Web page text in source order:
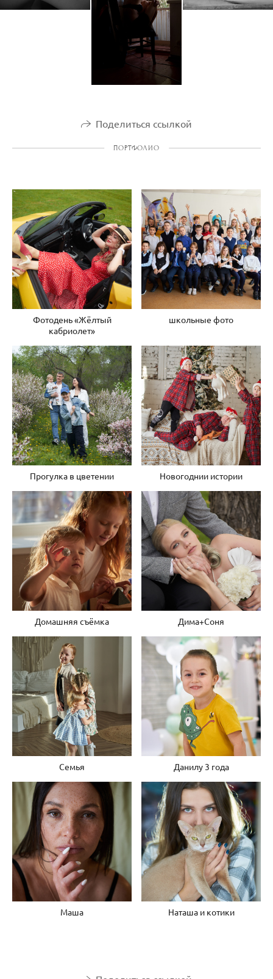
Поделиться ссылкой
ПОРТФОЛИО
Фотодень «Жёлтый
кабриолет»
школьные фото
Прогулка в цветении Новогоднии истории
Домашняя съёмка Дима+Соня
Семья Данилу 3 года
Маша Наташа и котики